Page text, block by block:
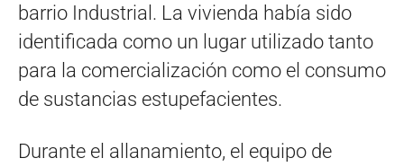
barrio Industrial. La vivienda había sido
identificada como un lugar utilizado tanto
para la comercialización como el consumo
de sustancias estupefacientes.
Durante el allanamiento, el equipo de